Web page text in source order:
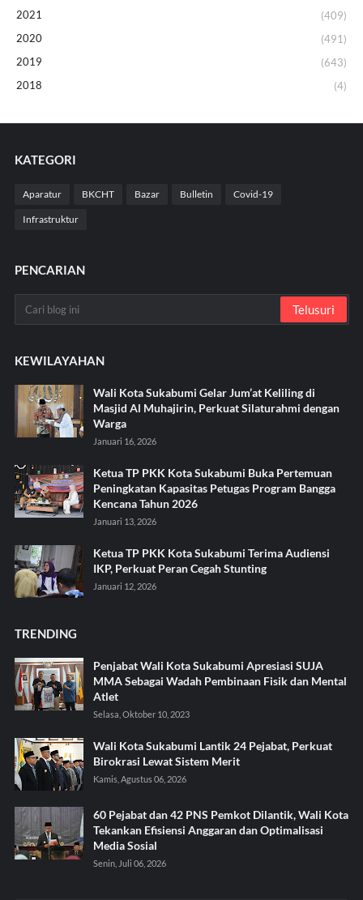
2021
(409)
2020
(491)
2019
(643)
2018
(4)
KATEGORI
Aparatur BKCHT Bazar Bulletin Covid-19
Infrastruktur
PENCARIAN
KEWILAYAHAN
Wali Kota Sukabumi Gelar Jum’at Keliling di
Masjid Al Muhajirin, Perkuat Silaturahmi dengan
Warga
Januari 16, 2026
Ketua TP PKK Kota Sukabumi Buka Pertemuan
Peningkatan Kapasitas Petugas Program Bangga
Kencana Tahun 2026
Januari 13, 2026
Ketua TP PKK Kota Sukabumi Terima Audiensi
IKP, Perkuat Peran Cegah Stunting
Januari 12, 2026
TRENDING
Penjabat Wali Kota Sukabumi Apresiasi SUJA
MMA Sebagai Wadah Pembinaan Fisik dan Mental
Atlet
Selasa, Oktober 10, 2023
Wali Kota Sukabumi Lantik 24 Pejabat, Perkuat
Birokrasi Lewat Sistem Merit
Kamis, Agustus 06, 2026
60 Pejabat dan 42 PNS Pemkot Dilantik, Wali Kota
Tekankan Efisiensi Anggaran dan Optimalisasi
Media Sosial
Senin, Juli 06, 2026